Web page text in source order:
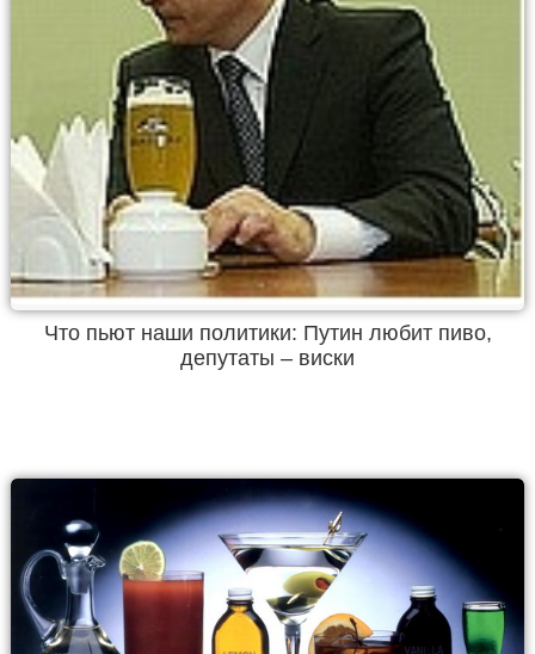
Что пьют наши политики: Путин любит пиво,
депутаты – виски